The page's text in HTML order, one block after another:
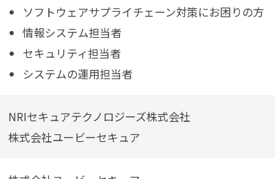
ソフトウェアサプライチェーン対策にお困りの方
情報システム担当者
セキュリティ担当者
システムの運用担当者
NRIセキュアテクノロジーズ株式会社
株式会社ユービーセキュア